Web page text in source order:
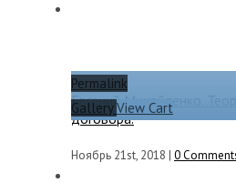
Permalink
GalleryView Cart
Евгений Михайленко.
договора.
Ноябрь 21st, 2018 | 0